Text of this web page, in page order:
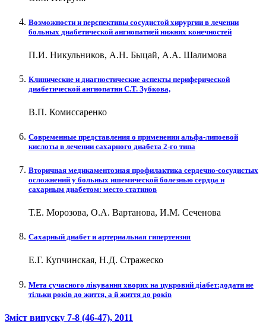
Возможности и перспективы сосудистой хирургии в лечении
больных диабетической ангиопатией нижних конечностей
П.И. Никульников, А.Н. Быцай, А.А. Шалимова
Клинические и диагностические аспекты периферической
диабетической ангиопатии С.Т. Зубкова,
В.П. Комиссаренко
Современные представления о применении альфа-липоевой
кислоты в лечении сахарного диабета 2-го типа
Вторичная медикаментозная профилактика сердечно-сосудистых
осложнений у больных ишемической болезнью сердца и
сахарным диабетом: место статинов
Т.Е. Морозова, О.А. Вартанова, И.М. Сеченова
Сахарный диабет и артериальная гипертензия
Е.Г. Купчинская, Н.Д. Стражеско
Мета сучасного лікування хворих на цукровий діабет:додати не
тільки років до життя, а й життя до років
Зміст випуску 7-8 (46-47), 2011